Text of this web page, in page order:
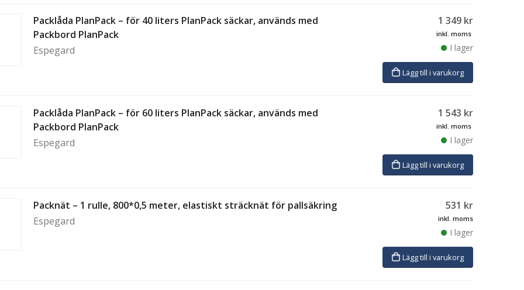
Packlåda PlanPack – för 40 liters PlanPack säckar, används med
Packbord PlanPack
Espegard
1 349 kr
inkl. moms
I lager
Lägg till i varukorg
Packlåda PlanPack – för 60 liters PlanPack säckar, används med
Packbord PlanPack
Espegard
1 543 kr
inkl. moms
I lager
Lägg till i varukorg
Packnät – 1 rulle, 800*0,5 meter, elastiskt sträcknät för pallsäkring
Espegard
531 kr
inkl. moms
I lager
Lägg till i varukorg